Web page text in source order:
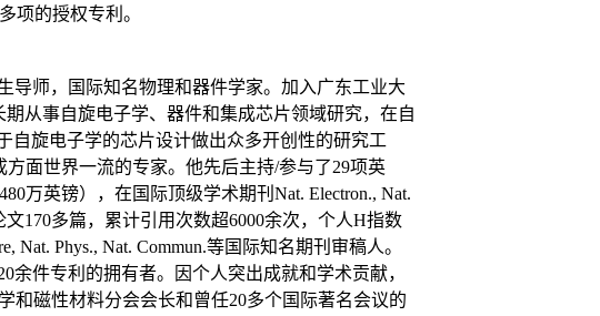
项的授权专利。
导师，国际知名物理和器件学家。加入广东工业大
从事自旋电子学、器件和集成芯片领域研究，在自
自旋电子学的芯片设计做出众多开创性的研究工
面世界一流的专家。他先后主持/参与了29项英
万英镑），在国际顶级学术期刊Nat. Electron.,Nat.
文170多篇，累计引用次数超6000余次，个人H指数
Nat. Phys., Nat. Commun.等国际知名期刊审稿人。
余件专利的拥有者。因个人突出成就和学术贡献，
和磁性材料分会会长和曾任20多个国际著名会议的